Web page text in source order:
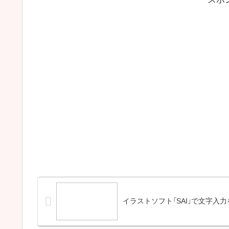
イラストソフト「SAI」で文字入